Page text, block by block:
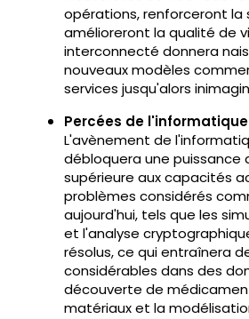
opérations, renforceront la
amélioreront la qualité de
interconnecté donnera
nouveaux modèles
services jusqu'alors
Percées de
L'avènement de
débloquera une puissance
supérieure aux capacités
problèmes considérés
aujourd'hui, tels que les
et l'analyse
résolus, ce qui entraînera
considérables dans des
découverte de
matériaux et la